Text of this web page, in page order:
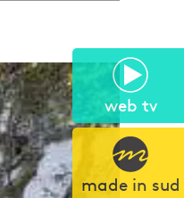
web tv
made in sud